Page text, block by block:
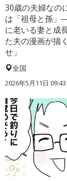
30歳の夫婦なの
は「祖母と孫
に老いる妻と成
た夫の漫画が描
せ」
全国
2026年5月11日